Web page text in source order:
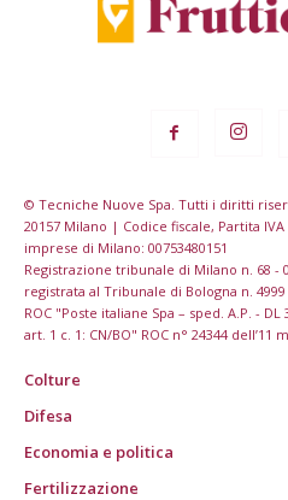
© Tecniche Nuove Spa. Tutti i diritti
20157 Milano | Codice fiscale, Partita
imprese di Milano: 00753480151
Registrazione tribunale di Milano n. 68 -
registrata al Tribunale di Bologna n. 4999
ROC "Poste italiane Spa – sped. A.P. - DL
art. 1 c. 1: CN/BO" ROC n° 24344 dell’11
Colture
Difesa
Economia e politica
Fertilizzazione